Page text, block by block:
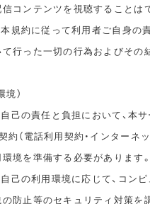
コンテンツを視聴することは
規約に従って利用者ご自身の
行った一切の行為およびその
）
己の責任と負担において、本
約（電話利用契約・インター
境を準備する必要があります。
己の利用環境に応じて、コン
防止等のセキュリティ対策を